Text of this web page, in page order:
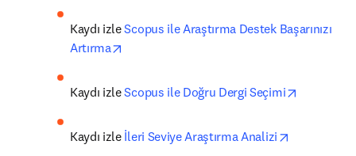
Kaydı izle Scopus ile Araştırma Destek Başarınızı
Artırma
Kaydı izle Scopus ile Doğru Dergi Seçimi
Kaydı izle İleri Seviye Araştırma Analizi